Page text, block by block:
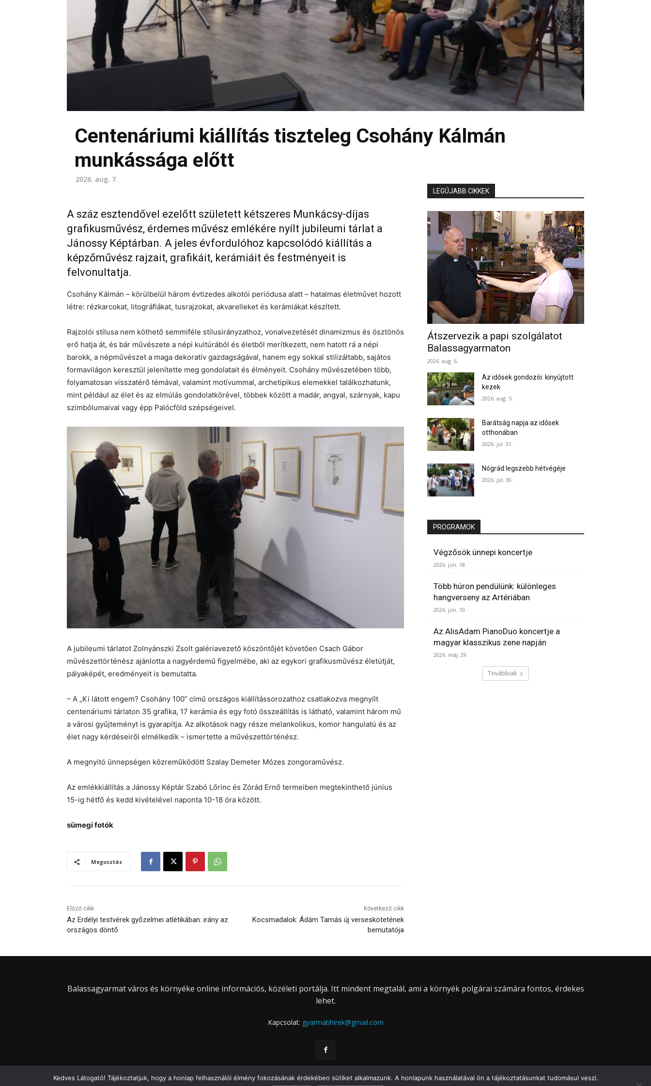
Centenáriumi kiállítás tiszteleg Csohány Kálmán
munkássága előtt
2026. aug. 7.
A száz esztendővel ezelőtt született kétszeres Munkácsy-díjas
grafikusművész, érdemes művész emlékére nyílt jubileumi tárlat a
Jánossy Képtárban. A jeles évfordulóhoz kapcsolódó kiállítás a
képzőművész rajzait, grafikáit, kerámiáit és festményeit is
felvonultatja.
Csohány Kálmán – körülbelül három évtizedes alkotói periódusa alatt – hatalmas életművet hozott
létre: rézkarcokat, litográfiákat, tusrajzokat, akvarelleket és kerámiákat készített.
Rajzolói stílusa nem köthető semmiféle stílusirányzathoz, vonalvezetését dinamizmus és ösztönös
erő hatja át, és bár művészete a népi kultúrából és életből merítkezett, nem hatott rá a népi
barokk, a népművészet a maga dekoratív gazdagságával, hanem egy sokkal stilizáltabb, sajátos
formavilágon keresztül jelenítette meg gondolatait és élményeit. Csohány művészetében több,
folyamatosan visszatérő témával, valamint motívummal, archetipikus elemekkel találkozhatunk,
mint például az élet és az elmúlás gondolatkörével, többek között a madár, angyal, szárnyak, kapu
szimbólumaival vagy épp Palócföld szépségeivel.
A jubileumi tárlatot Zolnyánszki Zsolt galériavezető köszöntőjét követően Csach Gábor
művészettörténész ajánlotta a nagyérdemű figyelmébe, aki az egykori grafikusművész életútját,
pályaképét, eredményeit is bemutatta.
– A „Ki látott engem? Csohány 100” című országos kiállítássorozathoz csatlakozva megnyílt
centenáriumi tárlaton 35 grafika, 17 kerámia és egy fotó összeállítás is látható, valamint három mű
a városi gyűjteményt is gyarapítja. Az alkotások nagy része melankolikus, komor hangulatú és az
élet nagy kérdéseiről elmélkedik – ismertette a művészettörténész.
A megnyitó ünnepségen közreműködött Szalay Demeter Mózes zongoraművész.
Az emlékkiállítás a Jánossy Képtár Szabó Lőrinc és Zórád Ernő termeiben megtekinthető június
15-ig hétfő és kedd kivételével naponta 10-18 óra között.
sümegi fotók
Megosztás
Előző cikk
Az Erdélyi testvérek győzelmei atlétikában: irány az
országos döntő
Következő cikk
Kocsmadalok: Ádám Tamás új verseskötetének
bemutatója
LEGÚJABB CIKKEK
Átszervezik a papi szolgálatot
Balassagyarmaton
2026. aug. 6.
Az idősek gondozói: kinyújtott
kezek
2026. aug. 5.
Barátság napja az idősek
otthonában
2026. júl. 31.
Nógrád legszebb hétvégéje
2026. júl. 30.
PROGRAMOK
Végzősök ünnepi koncertje
2026. jún. 18.
Több húron pendülünk: különleges
hangverseny az Artériában
2026. jún. 10.
Az AlisAdam PianoDuo koncertje a
magyar klasszikus zene napján
2026. máj. 29.
Továbbiak
Balassagyarmat város és környéke online információs, közéleti portálja. Itt mindent megtalál, ami a környék polgárai számára fontos, érdekes
lehet.
Kapcsolat: gyarmatihirek@gmail.com
Kedves Látogató! Tájékoztatjuk, hogy a honlap felhasználói élmény fokozásának érdekében sütiket alkalmazunk. A honlapunk használatával ön a tájékoztatásunkat tudomásul veszi.